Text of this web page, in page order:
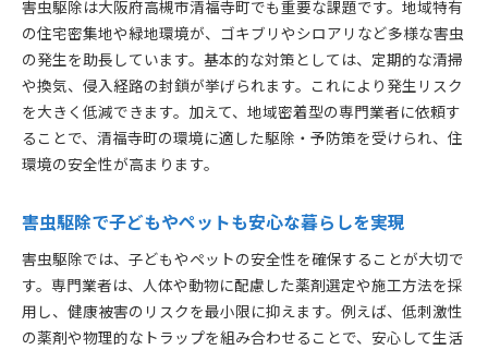
清福寺町の住まいを守る再発防止の秘訣
害虫駆除後の再発を防ぐ清福寺町の秘訣
予防策の導入で住まいの衛生環境を強化する
清福寺町の気候・環境に合わせた防除対策とは
定期的な点検とメンテナンスの重要性について
害虫駆除と併用した長期的な防除プランの提案
害虫駆除の最新技術とその効果を詳しく解説
清福寺町で実践できる効果的な駆除方法とは
安全性と効果を両立した駆除手段の選び方
害虫駆除は大阪府高槻市清福寺町でも重要な課題です。地域特有
の住宅密集地や緑地環境が、ゴキブリやシロアリなど多様な害虫
の発生を助長しています。基本的な対策としては、定期的な清掃
や換気、侵入経路の封鎖が挙げられます。これにより発生リスク
を大きく低減できます。加えて、地域密着型の専門業者に依頼す
ることで、清福寺町の環境に適した駆除・予防策を受けられ、住
環境の安全性が高まります。
害虫駆除で子どもやペットも安心な暮らしを実現
害虫駆除では、子どもやペットの安全性を確保することが大切で
す。専門業者は、人体や動物に配慮した薬剤選定や施工方法を採
用し、健康被害のリスクを最小限に抑えます。例えば、低刺激性
の薬剤や物理的なトラップを組み合わせることで、安心して生活